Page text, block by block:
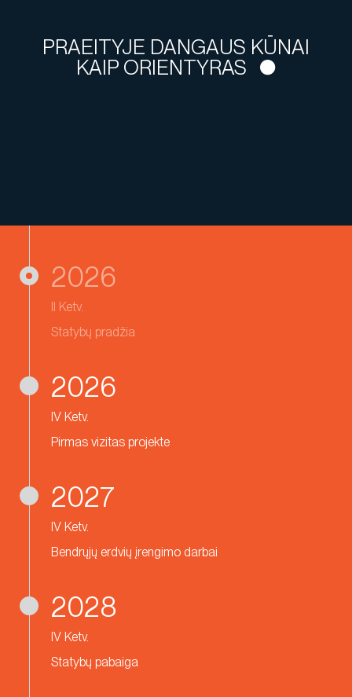
PRAEITYJE DANGAUS KŪNAI
KAIP ORIENTYRAS VEDĖ KELI
2026
II Ketv.
Statybų pradžia
2026
IV Ketv.
Pirmas vizitas projekte
2027
IV Ketv.
Bendrųjų erdvių įrengimo darbai
2028
IV Ketv.
Statybų pabaiga